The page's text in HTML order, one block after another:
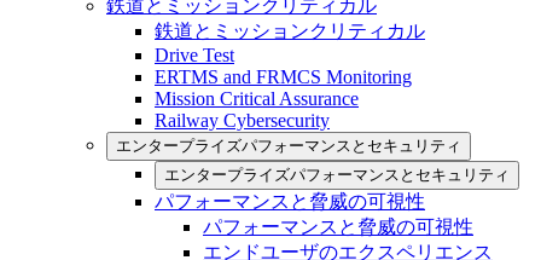
鉄道とミッションクリティカル
鉄道とミッションクリティカル
Drive Test
ERTMS and FRMCS Monitoring
Mission Critical Assurance
Railway Cybersecurity
エンタープライズパフォーマンスとセキュリティ
エンタープライズパフォーマンスとセキュリティ
パフォーマンスと脅威の可視性
パフォーマンスと脅威の可視性
エンドユーザのエクスペリエンス